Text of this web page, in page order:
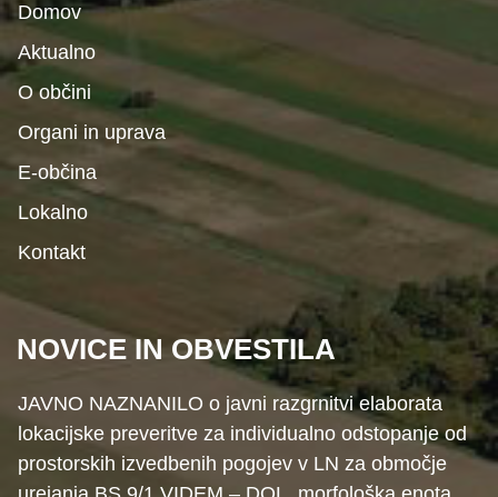
Domov
Aktualno
O občini
Organi in uprava
E-občina
Lokalno
Kontakt
NOVICE IN OBVESTILA
JAVNO NAZNANILO o javni razgrnitvi elaborata
lokacijske preveritve za individualno odstopanje od
prostorskih izvedbenih pogojev v LN za območje